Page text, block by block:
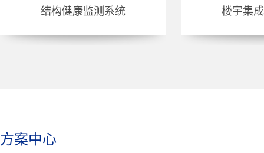
楼宇集成管理系统
方案中心